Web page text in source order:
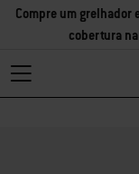
Compre um grelhador
cobertura